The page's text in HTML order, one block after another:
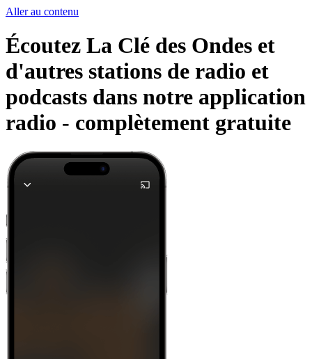
Aller au contenu
Écoutez La Clé des Ondes et
d'autres stations de radio et
podcasts dans notre application
radio - complètement gratuite